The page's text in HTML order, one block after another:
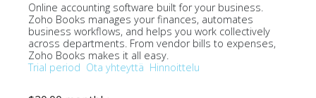
Online accounting software built for your business.
Zoho Books manages your finances, automates
business workflows, and helps you work collectively
across departments. From vendor bills to expenses,
Zoho Books makes it all easy.
Trial period Ota yhteyttä Hinnoittelu